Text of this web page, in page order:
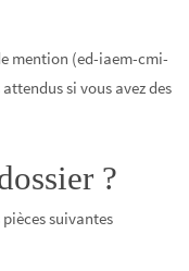
mention (ed-iaem-cmi-
si vous avez des
?
suivantes